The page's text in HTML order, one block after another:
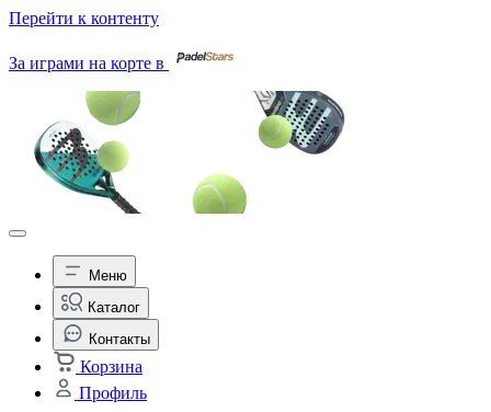
Перейти к контенту
За играми на корте в
Меню
Каталог
Контакты
Корзина
Профиль